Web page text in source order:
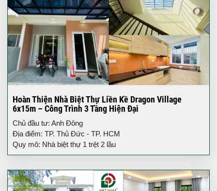
Hoàn Thiện Nhà Biệt Thự Liền Kề Dragon Village
6x15m – Công Trình 3 Tầng Hiện Đại
Chủ đầu tư: Anh Đông
Địa điểm: TP. Thủ Đức - TP. HCM
Quy mô: Nhà biệt thự 1 trệt 2 lầu